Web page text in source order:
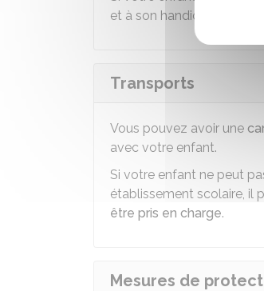
et à son handicap dans un
Transports
Vous pouvez avoir une
avec votre enfant.
Si votre enfant ne peut
établissement scolaire, il
être pris en charge.
Mesures de